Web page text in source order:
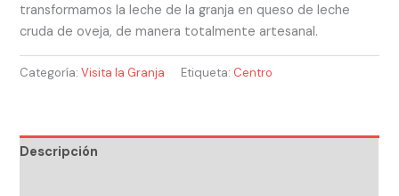
transformamos la leche de la granja en queso de leche
cruda de oveja, de manera totalmente artesanal.
Categoría:Visita la Granja Etiqueta: Centro
Descripción